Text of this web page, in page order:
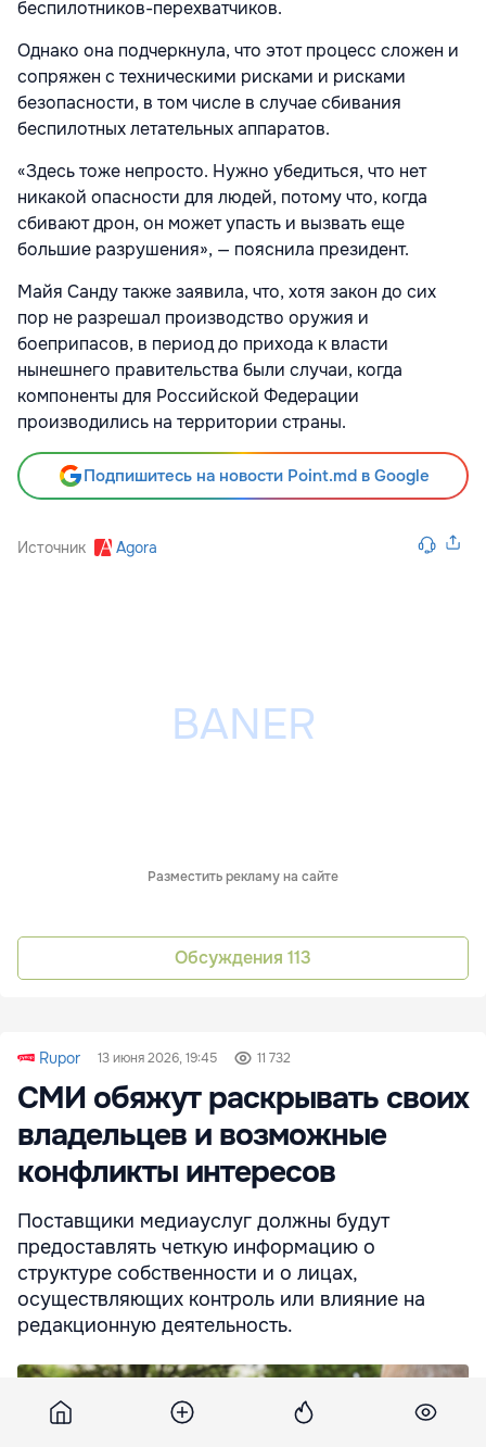
беспилотников-перехватчиков.
Однако она подчеркнула, что этот процесс сложен и
сопряжен с техническими рисками и рисками
безопасности, в том числе в случае сбивания
беспилотных летательных аппаратов.
«Здесь тоже непросто. Нужно убедиться, что нет
никакой опасности для людей, потому что, когда
сбивают дрон, он может упасть и вызвать еще
большие разрушения», — пояснила президент.
Майя Санду также заявила, что, хотя закон до сих
пор не разрешал производство оружия и
боеприпасов, в период до прихода к власти
нынешнего правительства были случаи, когда
компоненты для Российской Федерации
производились на территории страны.
Подпишитесь на новости Point.md в Google
Источник Agora
Разместить рекламу на сайте
Обсуждения 113
Rupor 13 июня 2026, 19:45 11 732
СМИ обяжут раскрывать своих
владельцев и возможные
конфликты интересов
Поставщики медиауслуг должны будут
предоставлять четкую информацию о
структуре собственности и о лицах,
осуществляющих контроль или влияние на
редакционную деятельность.